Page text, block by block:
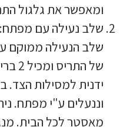
ומאפשר את גלגול
שלב נעילה עם מפתח:
שלב הנעילה ממוקם
של
ידנית למסילות הצד.
וננעלים ע"י מפתח.
מאסטר לכל הבית.